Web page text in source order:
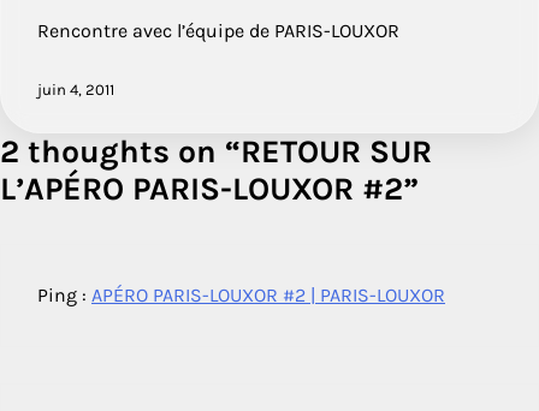
Rencontre avec l’équipe de PARIS-LOUXOR
juin 4, 2011
2 thoughts on “RETOUR SUR
L’APÉRO PARIS-LOUXOR #2”
Ping : APÉRO PARIS-LOUXOR #2 | PARIS-LOUXOR